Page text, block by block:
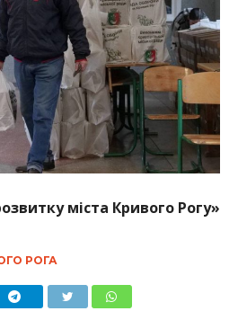
міста Кривого Рогу»
РОГА